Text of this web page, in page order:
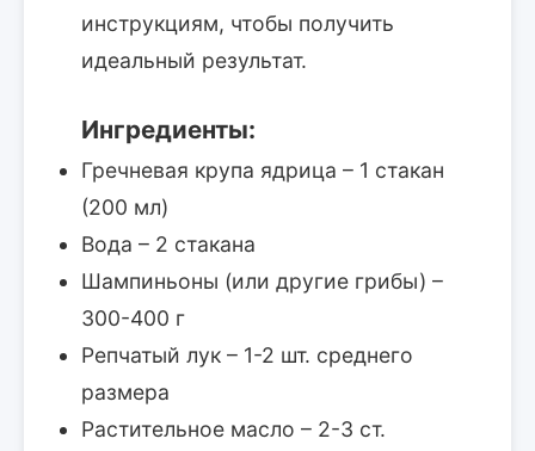
инструкциям, чтобы получить
идеальный результат.
Ингредиенты:
Гречневая крупа ядрица – 1 стакан
(200 мл)
Вода – 2 стакана
Шампиньоны (или другие грибы) –
300-400 г
Репчатый лук – 1-2 шт. среднего
размера
Растительное масло – 2-3 ст.